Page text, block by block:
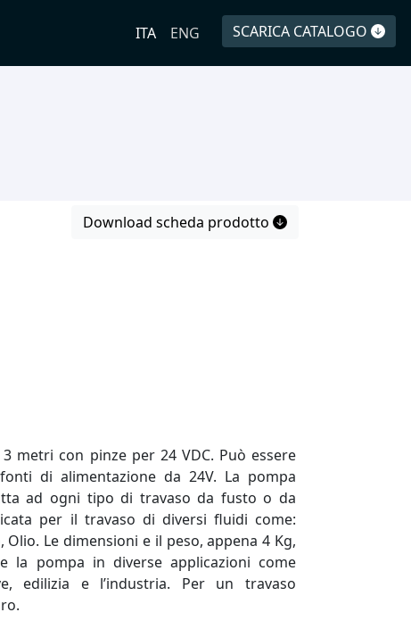
ITA ENG SCARICA CATALOGO
Download scheda prodotto
3 metri con pinze per 24 VDC. Può essere
di alimentazione da 24V. La pompa
ad ogni tipo di travaso da fusto o da
per il travaso di diversi fluidi come:
Olio. Le dimensioni e il peso, appena 4 Kg,
la pompa in diverse applicazioni come
edilizia e l’industria. Per un travaso